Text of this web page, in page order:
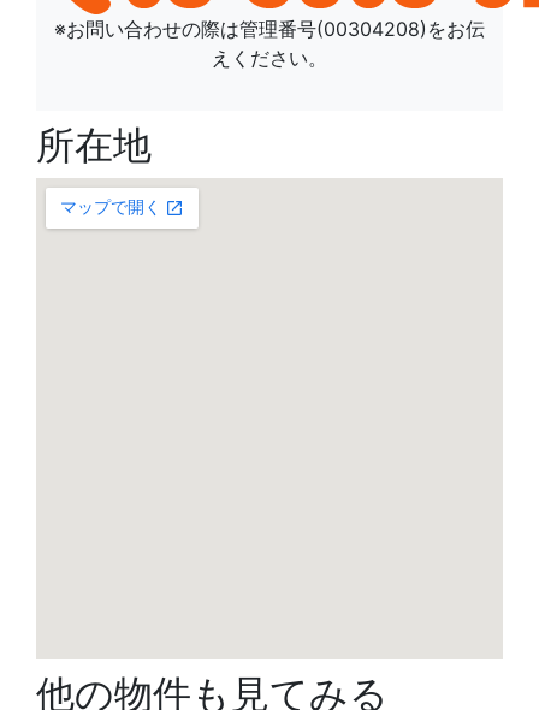
※お問い合わせの際は管理番号(00304208)をお伝
えください。
所在地
他の物件も見てみる